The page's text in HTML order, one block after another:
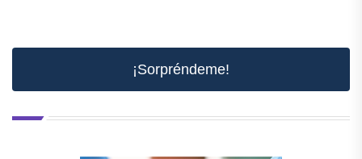
¡Sorpréndeme!